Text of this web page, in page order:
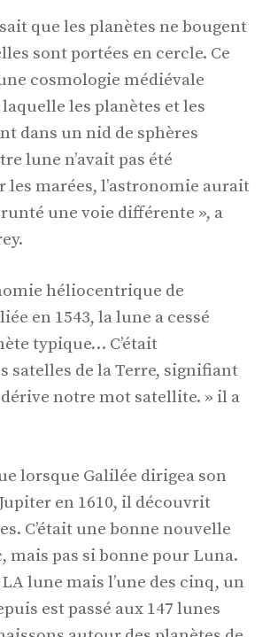
que les planètes ne bougent
sont portées en cercle. Ce
cosmologie médiévale
les planètes et les
dans un nid de sphères
lune n’avait pas été
les marées, l’astronomie aurait
une voie différente », a
héliocentrique de
en 1543, la lune a cessé
typique… C’était
satelles de la Terre, signifiant
dérive notre mot satellite. » il a
lorsque Galilée dirigea son
en 1610, il découvrit
C’était une bonne nouvelle
mais pas si bonne pour Luna.
LA lune mais l’une des cinq, un
est passé aux 147 lunes